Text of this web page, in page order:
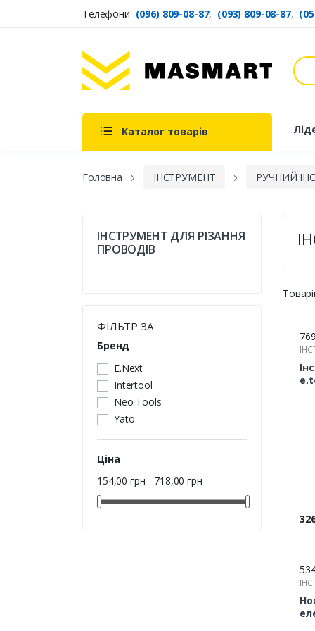
Телефони (096) 809-08-87, (093) 809-08-87,
Masmart
Каталог товарів
Головна ІНСТРУМЕНТ РУЧНИЙ
ІНСТРУМЕНТ ДЛЯ РІЗАННЯ
ПРОВОДІВ
ФІЛЬТР ЗА
Бренд
E.Next
Intertool
Neo Tools
Yato
Ціна
154,00 грн - 718,00 грн